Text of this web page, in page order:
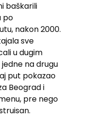
baškarili
po
nakon 2000.
sve
u dugim
na drugu
put pokazao
Beograd i
pre nego